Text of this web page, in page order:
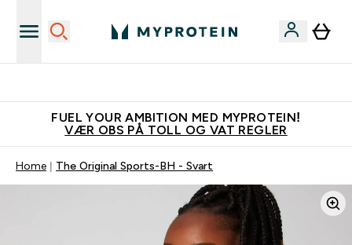
FUEL YOUR AMBITION MED MYPROTEIN!
VÆR OBS PÅ TOLL OG VAT REGLER
Home The Original Sports-BH - Svart